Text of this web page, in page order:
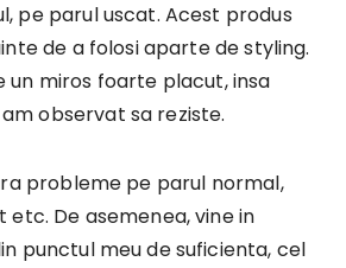
pe parul uscat. Acest produs
de a folosi aparte de styling.
un miros foarte placut, insa
observat sa reziste.
probleme pe parul normal,
De asemenea, vine in
punctul meu de suficienta, cel